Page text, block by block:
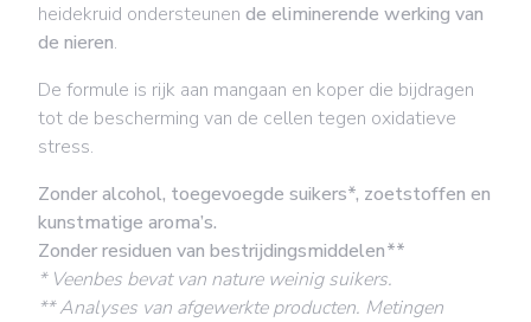
heidekruid ondersteunen de eliminerende werking van
de nieren.
De formule is rijk aan mangaan en koper die bijdragen
tot de bescherming van de cellen tegen oxidatieve
stress.
Zonder alcohol, toegevoegde suikers*, zoetstoffen en
kunstmatige aroma’s.
Zonder residuen van bestrijdingsmiddelen **
* Veenbes bevat van nature weinig suikers.
** Analyses van afgewerkte producten. Metingen